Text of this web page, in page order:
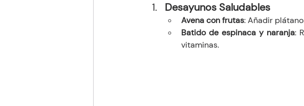
Desayunos Saludables
Avena con frutas: Añadir
Batido de espinaca y naranja:
vitaminas.